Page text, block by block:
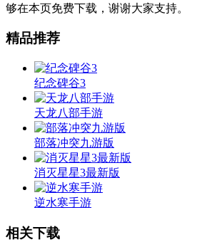
够在本页免费下载，谢谢大家支持。
精品推荐
纪念碑谷3
天龙八部手游
部落冲突九游版
消灭星星3最新版
逆水寒手游
相关下载